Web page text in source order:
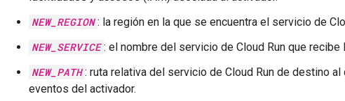
NEW_REGION : la región en la que se encuentra el servicio de
NEW_SERVICE : el nombre del servicio de Cloud Run que
NEW_PATH : ruta relativa del servicio de Cloud Run de destino
eventos del activador.